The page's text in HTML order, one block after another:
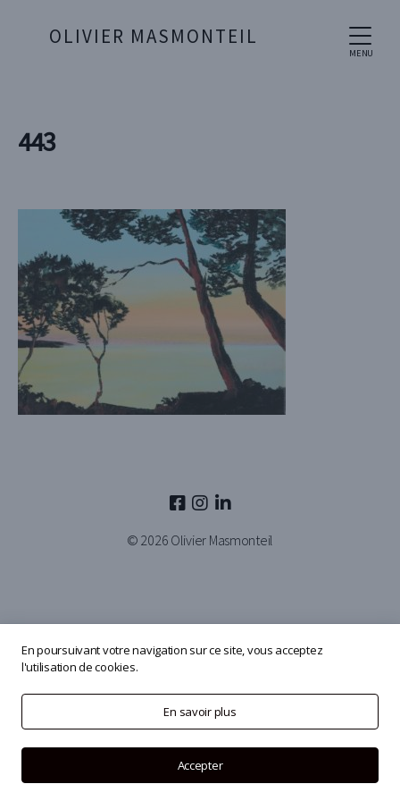
MENU
OLIVIER MASMONTEIL
443
© 2026 Olivier Masmonteil
En poursuivant votre navigation sur ce site, vous acceptez
l'utilisation de cookies.
En savoir plus
Accepter